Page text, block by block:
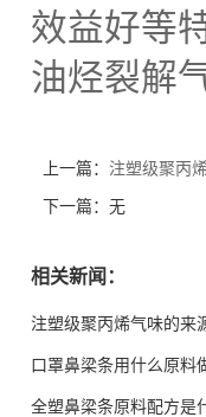
效益好等
油烃裂解
上一篇： 注塑级聚丙
下一篇：无
相关新闻：
注塑级聚丙烯气味的来
口罩鼻梁条用什么原料
全塑鼻梁条原料配方是